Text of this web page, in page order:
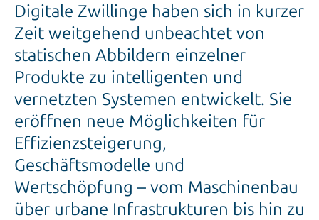
Digitale Zwillinge haben sich in kurzer
Zeit weitgehend unbeachtet von
statischen Abbildern einzelner
Produkte zu intelligenten und
vernetzten Systemen entwickelt. Sie
eröffnen neue Möglichkeiten für
Effizienzsteigerung,
Geschäftsmodelle und
Wertschöpfung – vom Maschinenbau
über urbane Infrastrukturen bis hin zu